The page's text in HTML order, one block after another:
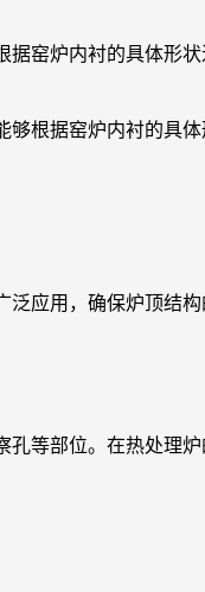
窑炉内衬的具体形
够根据窑炉内衬的具
应用，确保炉顶结构
等部位。在热处理